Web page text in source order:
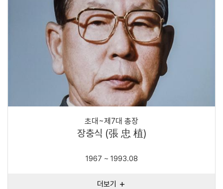
초대~제7대 총장
장충식 (張 忠 植)
1967 ~ 1993.08
더보기 add